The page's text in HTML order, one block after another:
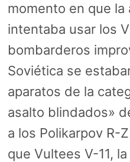
momento en que la
intentaba usar los
bombarderos
Soviética se
aparatos de la
asalto blindados»
a los Polikarpov R-
que Vultees V-11,